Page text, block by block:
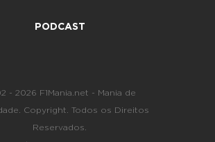
PODCAST
- 2026 F1Mania.net - Mania de
Copyright. Todos os Direitos
Reservados.